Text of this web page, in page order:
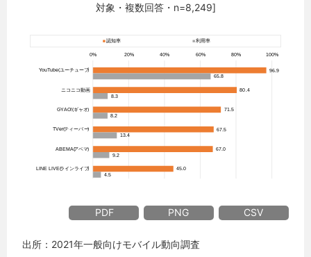
対象・複数回答・n=8,249]
PDF PNG CSV
出所：2021年一般向けモバイル動向調査